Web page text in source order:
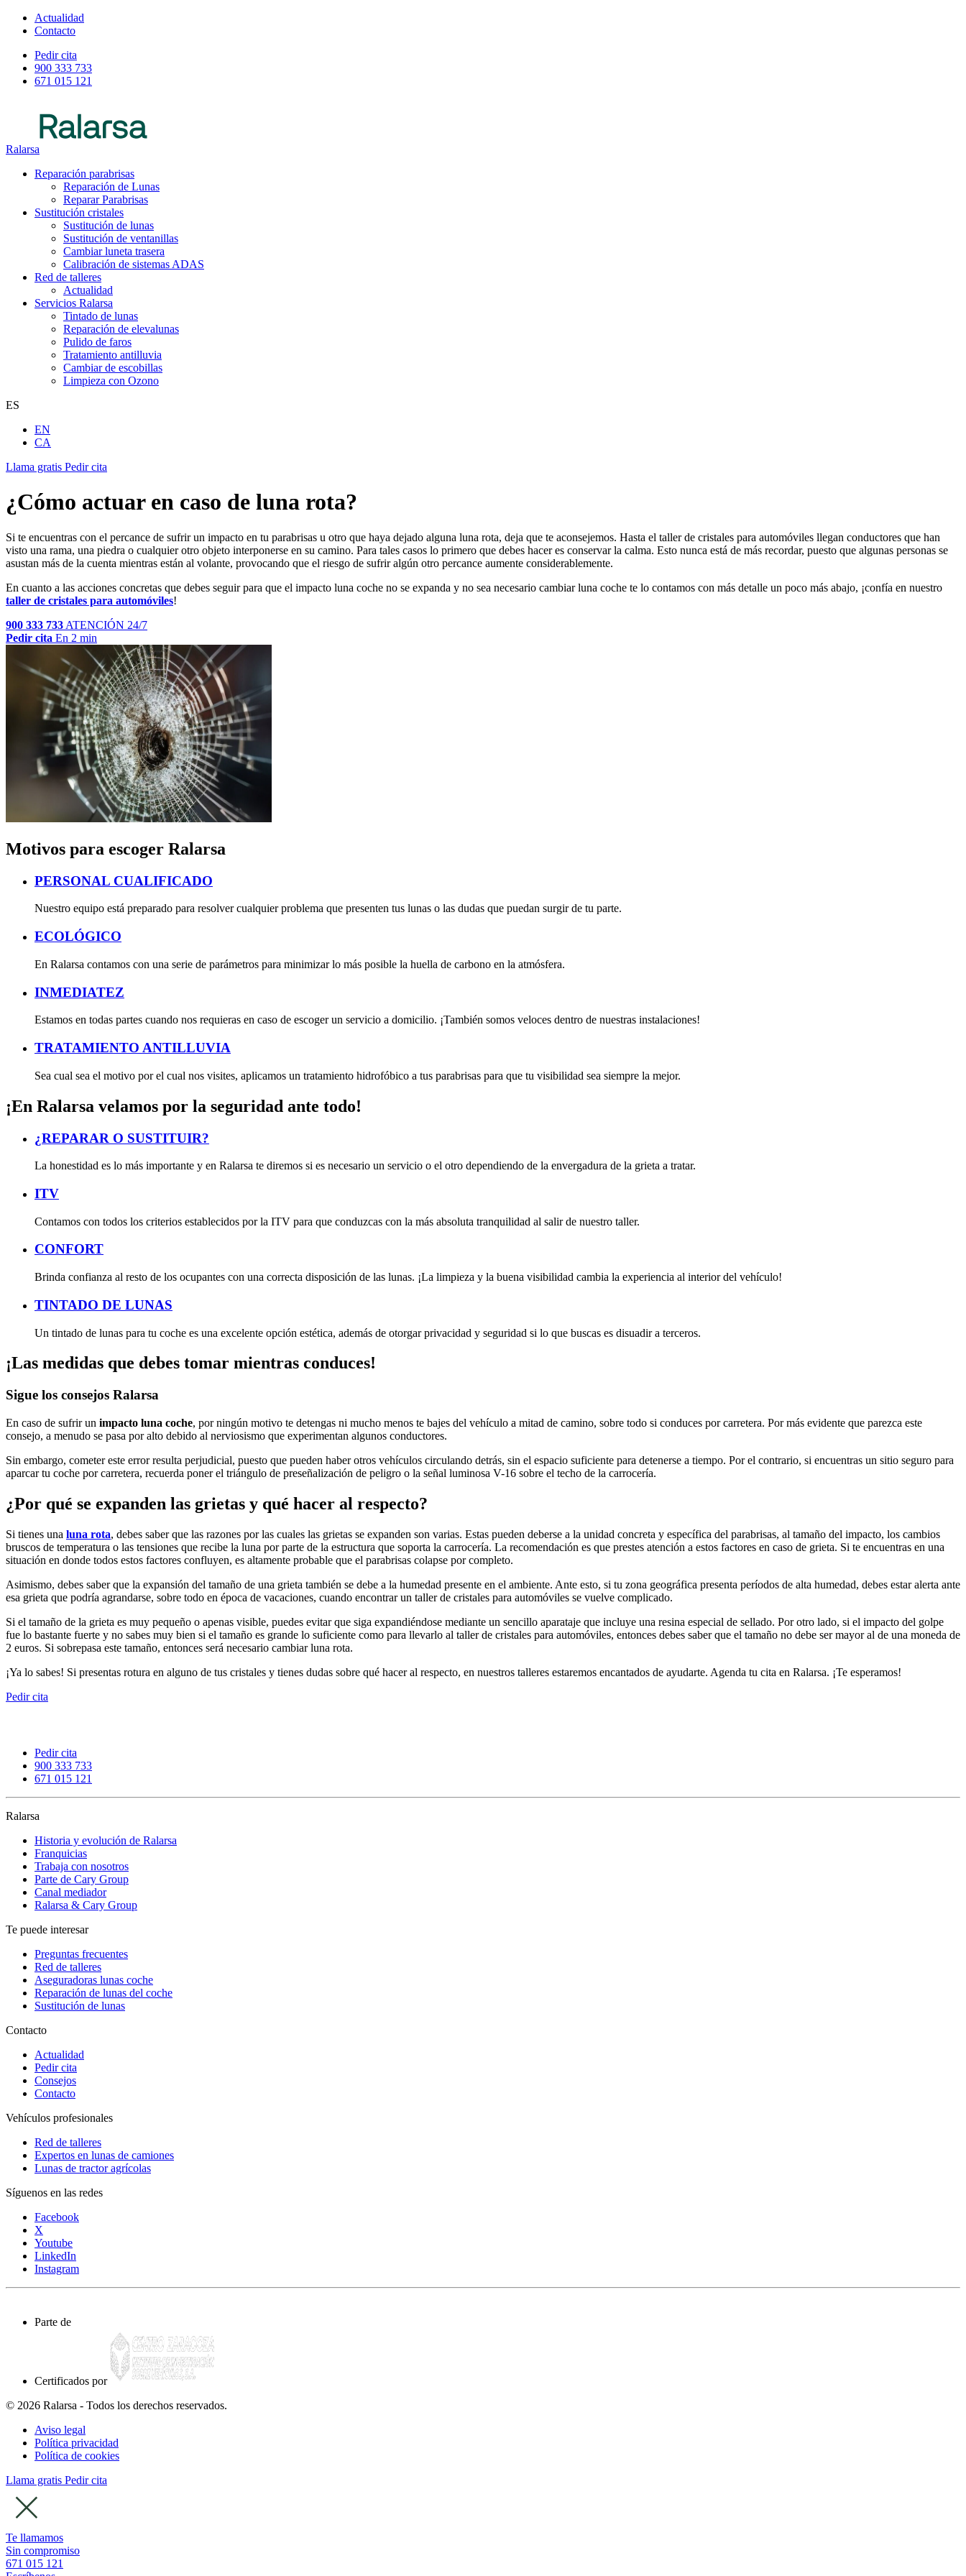
Actualidad
Contacto
Pedir cita
900 333 733
671 015 121
Ralarsa
Reparación parabrisas
Reparación de Lunas
Reparar Parabrisas
Sustitución cristales
Sustitución de lunas
Sustitución de ventanillas
Cambiar luneta trasera
Calibración de sistemas ADAS
Red de talleres
Actualidad
Servicios Ralarsa
Tintado de lunas
Reparación de elevalunas
Pulido de faros
Tratamiento antilluvia
Cambiar de escobillas
Limpieza con Ozono
ES
EN
CA
Llama gratis Pedir cita
¿Cómo actuar en caso de luna rota?
Si te encuentras con el percance de sufrir un impacto en tu parabrisas u otro que haya dejado alguna luna rota, deja que te aconsejemos. Hasta el taller de cristales para automóviles llegan conductores que han
visto una rama, una piedra o cualquier otro objeto interponerse en su camino. Para tales casos lo primero que debes hacer es conservar la calma. Esto nunca está de más recordar, puesto que algunas personas se
asustan más de la cuenta mientras están al volante, provocando que el riesgo de sufrir algún otro percance aumente considerablemente.
En cuanto a las acciones concretas que debes seguir para que el impacto luna coche no se expanda y no sea necesario cambiar luna coche te lo contamos con más detalle un poco más abajo, ¡confía en nuestro
taller de cristales para automóviles!
900 333 733 ATENCIÓN 24/7
Pedir cita En 2 min
Motivos para escoger Ralarsa
PERSONAL CUALIFICADO
Nuestro equipo está preparado para resolver cualquier problema que presenten tus lunas o las dudas que puedan surgir de tu parte.
ECOLÓGICO
En Ralarsa contamos con una serie de parámetros para minimizar lo más posible la huella de carbono en la atmósfera.
INMEDIATEZ
Estamos en todas partes cuando nos requieras en caso de escoger un servicio a domicilio. ¡También somos veloces dentro de nuestras instalaciones!
TRATAMIENTO ANTILLUVIA
Sea cual sea el motivo por el cual nos visites, aplicamos un tratamiento hidrofóbico a tus parabrisas para que tu visibilidad sea siempre la mejor.
¡En Ralarsa velamos por la seguridad ante todo!
¿REPARAR O SUSTITUIR?
La honestidad es lo más importante y en Ralarsa te diremos si es necesario un servicio o el otro dependiendo de la envergadura de la grieta a tratar.
ITV
Contamos con todos los criterios establecidos por la ITV para que conduzcas con la más absoluta tranquilidad al salir de nuestro taller.
CONFORT
Brinda confianza al resto de los ocupantes con una correcta disposición de las lunas. ¡La limpieza y la buena visibilidad cambia la experiencia al interior del vehículo!
TINTADO DE LUNAS
Un tintado de lunas para tu coche es una excelente opción estética, además de otorgar privacidad y seguridad si lo que buscas es disuadir a terceros.
¡Las medidas que debes tomar mientras conduces!
Sigue los consejos Ralarsa
En caso de sufrir un impacto luna coche, por ningún motivo te detengas ni mucho menos te bajes del vehículo a mitad de camino, sobre todo si conduces por carretera. Por más evidente que parezca este
consejo, a menudo se pasa por alto debido al nerviosismo que experimentan algunos conductores.
Sin embargo, cometer este error resulta perjudicial, puesto que pueden haber otros vehículos circulando detrás, sin el espacio suficiente para detenerse a tiempo. Por el contrario, si encuentras un sitio seguro para
aparcar tu coche por carretera, recuerda poner el triángulo de preseñalización de peligro o la señal luminosa V-16 sobre el techo de la carrocería.
¿Por qué se expanden las grietas y qué hacer al respecto?
Si tienes una luna rota, debes saber que las razones por las cuales las grietas se expanden son varias. Estas pueden deberse a la unidad concreta y específica del parabrisas, al tamaño del impacto, los cambios
bruscos de temperatura o las tensiones que recibe la luna por parte de la estructura que soporta la carrocería. La recomendación es que prestes atención a estos factores en caso de grieta. Si te encuentras en una
situación en donde todos estos factores confluyen, es altamente probable que el parabrisas colapse por completo.
Asimismo, debes saber que la expansión del tamaño de una grieta también se debe a la humedad presente en el ambiente. Ante esto, si tu zona geográfica presenta períodos de alta humedad, debes estar alerta ante
esa grieta que podría agrandarse, sobre todo en época de vacaciones, cuando encontrar un taller de cristales para automóviles se vuelve complicado.
Si el tamaño de la grieta es muy pequeño o apenas visible, puedes evitar que siga expandiéndose mediante un sencillo aparataje que incluye una resina especial de sellado. Por otro lado, si el impacto del golpe
fue lo bastante fuerte y no sabes muy bien si el tamaño es grande lo suficiente como para llevarlo al taller de cristales para automóviles, entonces debes saber que el tamaño no debe ser mayor al de una moneda de
2 euros. Si sobrepasa este tamaño, entonces será necesario cambiar luna rota.
¡Ya lo sabes! Si presentas rotura en alguno de tus cristales y tienes dudas sobre qué hacer al respecto, en nuestros talleres estaremos encantados de ayudarte. Agenda tu cita en Ralarsa. ¡Te esperamos!
Pedir cita
Pedir cita
900 333 733
671 015 121
Ralarsa
Historia y evolución de Ralarsa
Franquicias
Trabaja con nosotros
Parte de Cary Group
Canal mediador
Ralarsa & Cary Group
Te puede interesar
Preguntas frecuentes
Red de talleres
Aseguradoras lunas coche
Reparación de lunas del coche
Sustitución de lunas
Contacto
Actualidad
Pedir cita
Consejos
Contacto
Vehículos profesionales
Red de talleres
Expertos en lunas de camiones
Lunas de tractor agrícolas
Síguenos en las redes
Facebook
X
Youtube
LinkedIn
Instagram
Parte de
Certificados por
© 2026 Ralarsa - Todos los derechos reservados.
Aviso legal
Política privacidad
Política de cookies
Llama gratis Pedir cita
Te llamamos
Sin compromiso
671 015 121